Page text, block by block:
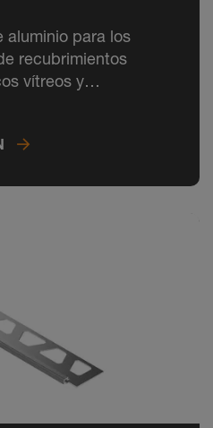
aluminio para los
recubrimientos
vítreos y